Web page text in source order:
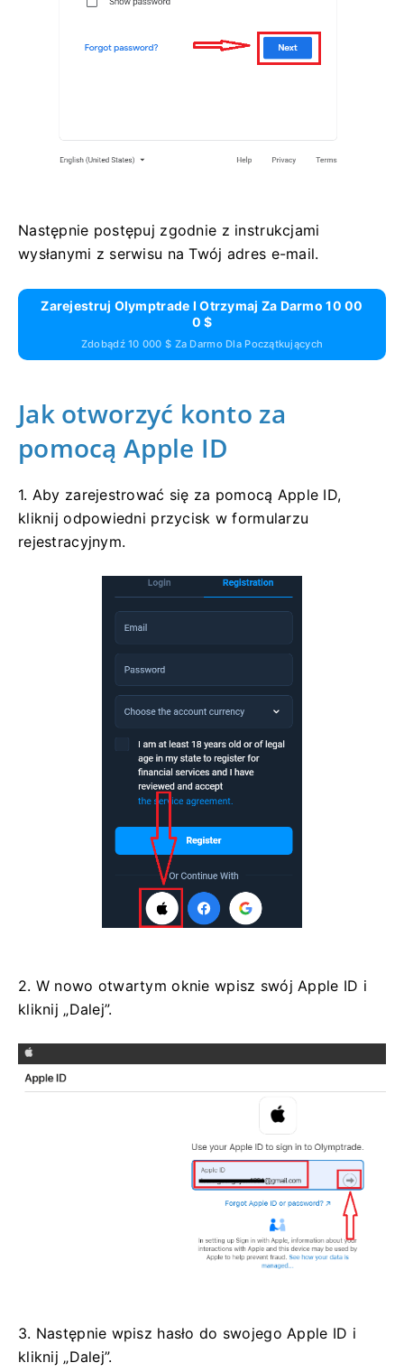
Następnie postępuj zgodnie z instrukcjami
wysłanymi z serwisu na Twój adres e-mail.
Zarejestruj Olymptrade I Otrzymaj Za Darmo 10 00
0 $
Zdobądź 10 000 $ Za Darmo Dla Początkujących
Jak otworzyć konto za
pomocą Apple ID
1. Aby zarejestrować się za pomocą Apple ID,
kliknij odpowiedni przycisk w formularzu
rejestracyjnym.
2. W nowo otwartym oknie wpisz swój Apple ID i
kliknij „Dalej”.
3. Następnie wpisz hasło do swojego Apple ID i
kliknij „Dalej”.